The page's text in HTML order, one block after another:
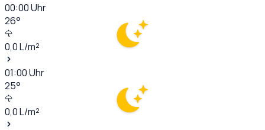
00:00Uhr
26°
0,0L/m²
01:00Uhr
25°
0,0L/m²